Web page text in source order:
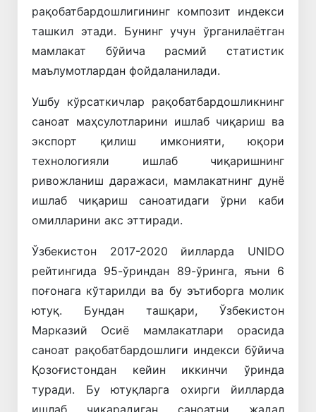
рақобатбардошлигининг композит индекси
ташкил этади. Бунинг учун ўрганилаётган
мамлакат бўйича расмий статистик
маълумотлардан фойдаланилади.
Ушбу кўрсаткичлар рақобатбардошликнинг
саноат маҳсулотларини ишлаб чиқариш ва
экспорт қилиш имконияти, юқори
технологияли ишлаб чиқаришнинг
ривожланиш даражаси, мамлакатнинг дунё
ишлаб чиқариш саноатидаги ўрни каби
омилларини акс эттиради.
Ўзбекистон 2017-2020 йилларда UNIDO
рейтингида 95-ўриндан 89-ўринга, яъни 6
поғонага кўтарилди ва бу эътиборга молик
ютуқ. Бундан ташқари, Ўзбекистон
Марказий Осиё мамлакатлари орасида
саноат рақобатбардошлиги индекси бўйича
Қозоғистондан кейин иккинчи ўринда
туради. Бу ютуқларга охирги йилларда